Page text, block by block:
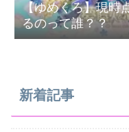
【ゆめくろ】現時
るのって誰？？
新着記事